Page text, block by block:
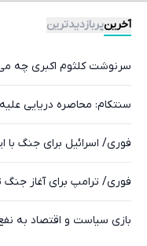
آخرینپربازدیدترین
سرنوشت کلثوم اکبری چه
سنتکام: محاصره دریایی علیه
فوری/ اسرائیل برای جنگ با
فوری/ ترامپ برای آغاز
بازی سیاست و اقتصاد به